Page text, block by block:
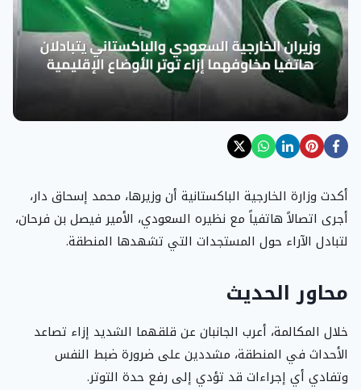
أكدت وزارة الخارجية الباكستانية أن وزيرها، محمد إسحاق دار،
أجرى اتصالاً هاتفياً مع نظيره السعودي، الأمير فيصل بن فرحان،
لتبادل الآراء حول المستجدات التي تشهدها المنطقة.
محاور الحديث
خلال المكالمة، أعرب الجانبان عن قلقهما الشديد إزاء تصاعد
الأحداث في المنطقة، مشددين على ضرورة ضبط النفس
وتفادي أي إجراءات قد تؤدي إلى رفع حدة التوتر.